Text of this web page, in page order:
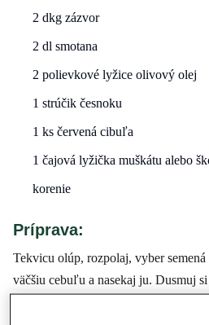
2 dkg zázvor
2 dl smotana
2 polievkové lyžice olivový olej
1 strúčik česnoku
1 ks červená cibuľa
1 čajová lyžička muškátu alebo
korenie
Príprava:
Tekvicu olúp, rozpolaj, vyber
väčšiu cebuľu a nasekaj ju. Dusmuj